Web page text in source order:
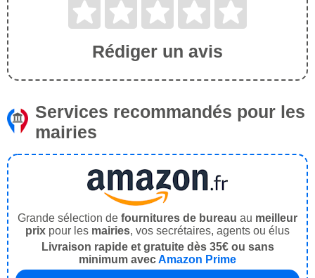
Rédiger un avis
Services recommandés pour les
mairies
Grande sélection de fournitures de bureau au meilleur
prix pour les mairies, vos secrétaires, agents ou élus
Livraison rapide et gratuite dès 35€ ou sans
minimum avecAmazon Prime